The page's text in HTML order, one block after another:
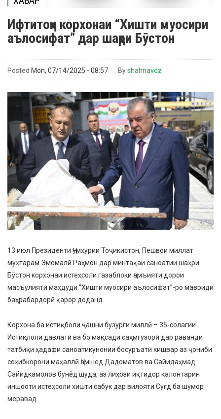
Ифтитоҳи корхонаи “Хишти муосири
аълосифат” дар шаҳри Бӯстон
Posted Mon, 07/14/2025 - 08:57 Byshahnavoz
13 июл Президенти Ҷумҳурии Тоҷикистон, Пешвои миллат
муҳтарам Эмомалӣ Раҳмон дар минтақаи саноатии шаҳри
Бӯстон корхонаи истеҳсоли газаблоки Ҷамъияти дорои
масъулияти маҳдуди “Хишти муосири аълосифат”-ро мавриди
баҳрабардорӣ қарор доданд.
Корхона ба истиқболи ҷашни бузурги миллӣ – 35-солагии
Истиқлоли давлатӣ ва бо мақсади саҳмгузорӣ дар раванди
татбиқи ҳадафи саноатикунонии босуръати кишвар аз ҷониби
соҳибкорони маҳаллӣ Ҷамшед Дадоматов ва Сайидаҳмад
Сайидкамолов бунёд шуда, аз лиҳози иқтидор калонтарин
иншооти истеҳсоли хишти сабук дар вилояти Суғд ба шумор
меравад.